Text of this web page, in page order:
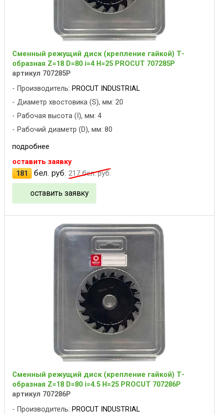
Сменный режущий диск (крепление гайкой) Т-
образная Z=18 D=80 i=4 H=25 PROCUT 707285P
артикул 707285P
Производитель: PROCUT INDUSTRIAL
Диаметр хвостовика (S), мм: 20
Рабочая высота (I), мм: 4
Рабочий диаметр (D), мм: 80
подробнее
оставить заявку
181
бел. руб. 217бел. руб.
оставить заявку
Сменный режущий диск (крепление гайкой) Т-
образная Z=18 D=80 i=4.5 H=25 PROCUT 707286P
артикул 707286P
Производитель: PROCUT INDUSTRIAL